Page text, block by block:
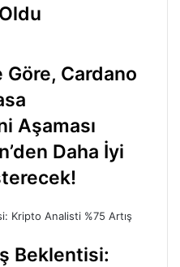
Cardano
Aşaması
Daha İyi
Beklentisi: